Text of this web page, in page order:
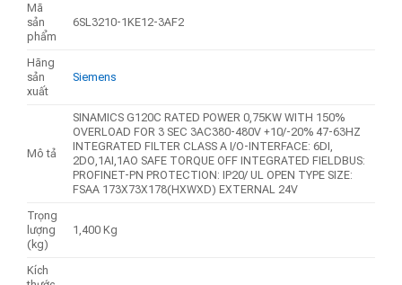
Mã
sản
phẩm
6SL3210-1KE12-3AF2
Hãng
sản
xuất
Siemens
Mô tả
SINAMICS G120C RATED POWER 0,75KW WITH 150%
OVERLOAD FOR 3 SEC 3AC380-480V +10/-20% 47-63HZ
INTEGRATED FILTER CLASS A I/O-INTERFACE: 6DI,
2DO,1AI,1AO SAFE TORQUE OFF INTEGRATED FIELDBUS:
PROFINET-PN PROTECTION: IP20/ UL OPEN TYPE SIZE:
FSAA 173X73X178(HXWXD) EXTERNAL 24V
Trọng
lượng
(kg)
1,400 Kg
Kích